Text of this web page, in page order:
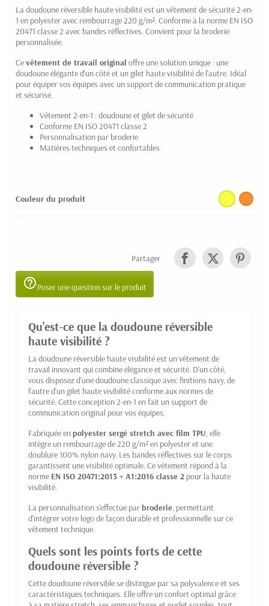
La doudoune réversible haute visibilité est un vêtement de sécurité 2-en-
1 en polyester avec rembourrage 220 g/m². Conforme à la norme EN ISO
20471 classe 2 avec bandes réflectives. Convient pour la broderie
personnalisée.
Cevêtement de travail original offre une solution unique : une
doudoune élégante d'un côté et un gilet haute visibilité de l'autre. Idéal
pour équiper vos équipes avec un support de communication pratique
et sécurisé.
Vêtement 2-en-1 : doudoune et gilet de sécurité
Conforme EN ISO 20471 classe 2
Personnalisation par broderie
Matières techniques et confortables
Couleur du produit
Partager
help_outlinePoser une question sur le produit
Qu'est-ce que la doudoune réversible
haute visibilité ?
La doudoune réversible haute visibilité est un vêtement de
travail innovant qui combine élégance et sécurité. D'un côté,
vous disposez d'une doudoune classique avec finitions navy, de
l'autre d'un gilet haute visibilité conforme aux normes de
sécurité. Cette conception 2-en-1 en fait un support de
communication original pour vos équipes.
Fabriquée enpolyester sergé stretch avec film TPU, elle
intègre un rembourrage de 220 g/m² en polyester et une
doublure 100% nylon navy. Les bandes réflectives sur le corps
garantissent une visibilité optimale. Ce vêtement répond à la
norme EN ISO 20471:2013 + A1:2016 classe 2 pour la haute
visibilité.
La personnalisation s'effectue parbroderie, permettant
d'intégrer votre logo de façon durable et professionnelle sur ce
vêtement technique.
Quels sont les points forts de cette
doudoune réversible ?
Cette doudoune réversible se distingue par sa polyvalence et ses
caractéristiques techniques. Elle offre un confort optimal grâce